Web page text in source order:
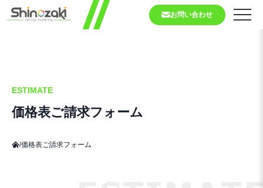
お問い合わせ
ESTIMATE
価格表ご請求フォーム
/価格表ご請求フォーム